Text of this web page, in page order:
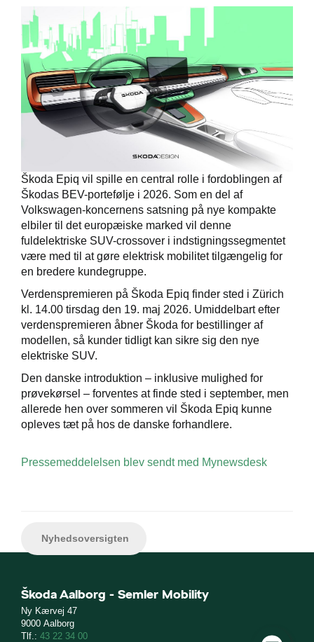
Škoda Epiq vil spille en central rolle i fordoblingen af
Škodas BEV-portefølje i 2026. Som en del af
Volkswagen-koncernens satsning på nye kompakte
elbiler til det europæiske marked vil denne
fuldelektriske SUV-crossover i indstigningssegmentet
være med til at gøre elektrisk mobilitet tilgængelig for
en bredere kundegruppe.
Verdenspremieren på Škoda Epiq finder sted i Zürich
kl. 14.00 tirsdag den 19. maj 2026. Umiddelbart efter
verdenspremieren åbner Škoda for bestillinger af
modellen, så kunder tidligt kan sikre sig den nye
elektriske SUV.
Den danske introduktion – inklusive mulighed for
prøvekørsel – forventes at finde sted i september, men
allerede hen over sommeren vil Škoda Epiq kunne
opleves tæt på hos de danske forhandlere.
Pressemeddelelsen blev sendt med Mynewsdesk
Nyhedsoversigten
Škoda Aalborg - Semler Mobility
Ny Kærvej 47
9000 Aalborg
Tlf.: 43 22 34 00